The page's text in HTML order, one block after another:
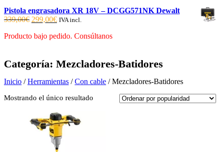
Pistola engrasadora XR 18V – DCGG571NK Dewalt
339,00€ El
original
299,00€El
actual
IVA incl.
Producto bajo pedido. Consúltanos
Categoría: Mezcladores-Batidores
Inicio /Herramientas /Con cable / Mezcladores-Batidores
Mostrando el único resultado